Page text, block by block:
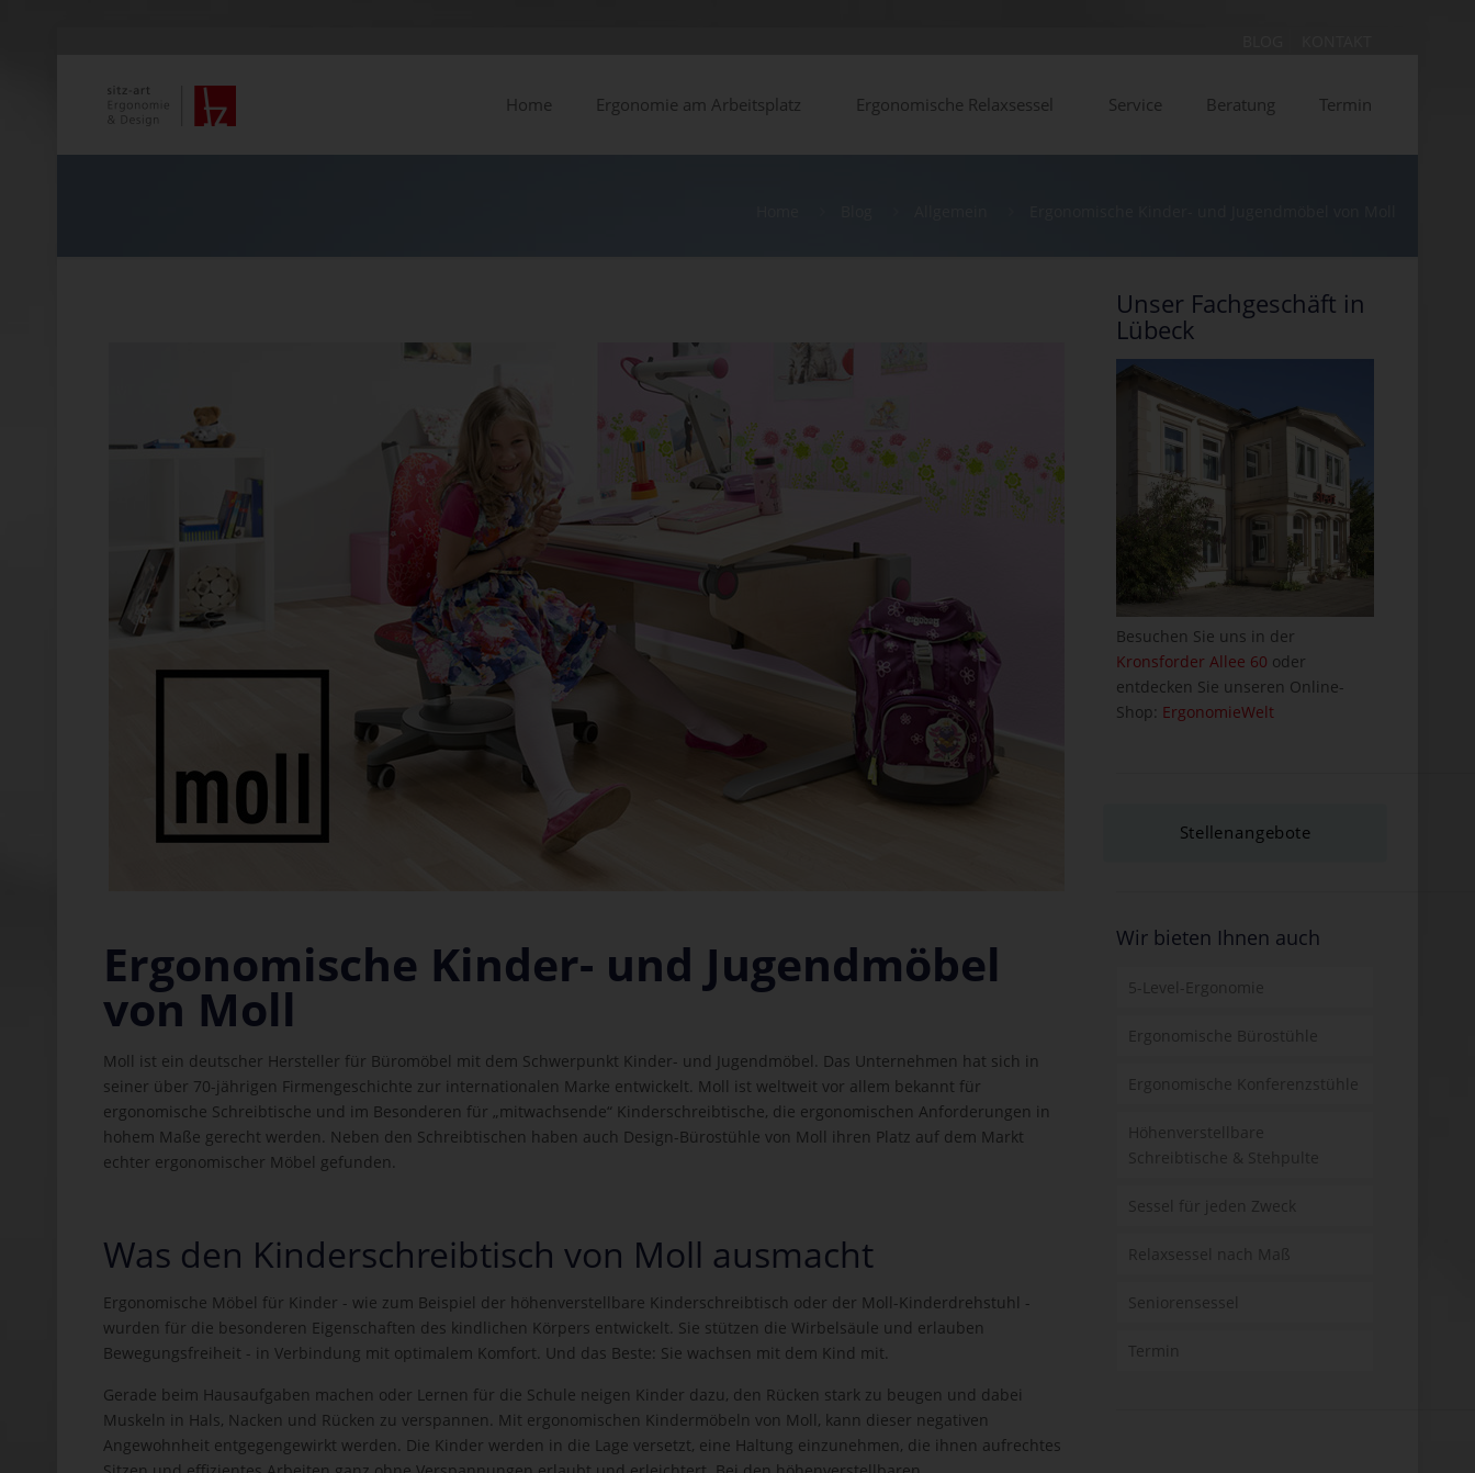
Home Ergonomie am Arbeitsplatz Ergonomische Relaxsessel Service Beratung Termin
Ergonomische Kinder- und Jugendmöbel
von Moll
Moll ist ein deutscher Hersteller für Büromöbel mit dem Schwerpunkt Kinder- und Jugendmöbel. Das Unternehmen hat sich in
seiner über 70-jährigen Firmengeschichte zur internationalen Marke entwickelt. Moll ist weltweit vor allem bekannt für
ergonomische Schreibtische und im Besonderen für „mitwachsende“ Kinderschreibtische, die ergonomischen Anforderungen in
hohem Maße gerecht werden. Neben den Schreibtischen haben auch Design-Bürostühle von Moll ihren Platz auf dem Markt
echter ergonomischer Möbel gefunden.
Was den Kinderschreibtisch von Moll ausmacht
Ergonomische Möbel für Kinder - wie zum Beispiel der höhenverstellbare Kinderschreibtisch oder der Moll-Kinderdrehstuhl -
wurden für die besonderen Eigenschaften des kindlichen Körpers entwickelt. Sie stützen die Wirbelsäule und erlauben
Bewegungsfreiheit - in Verbindung mit optimalem Komfort. Und das Beste: Sie wachsen mit dem Kind mit.
Gerade beim Hausaufgaben machen oder Lernen für die Schule neigen Kinder dazu, den Rücken stark zu beugen und dabei
Muskeln in Hals, Nacken und Rücken zu verspannen. Mit ergonomischen Kindermöbeln von Moll, kann dieser negativen
Angewohnheit entgegengewirkt werden. Die Kinder werden in die Lage versetzt, eine Haltung einzunehmen, die ihnen aufrechtes
Unser Fachgeschäft in
Lübeck
Besuchen Sie uns in der
Kronsforder Allee 60 oder
entdecken Sie unseren Online-
Shop: ErgonomieWelt
Stellenangebote
Wir bieten Ihnen auch
5-Level-Ergonomie
Ergonomische Bürostühle
Ergonomische Konferenzstühle
Höhenverstellbare
Schreibtische & Stehpulte
Sessel für jeden Zweck
Relaxsessel nach Maß
Seniorensessel
Termin